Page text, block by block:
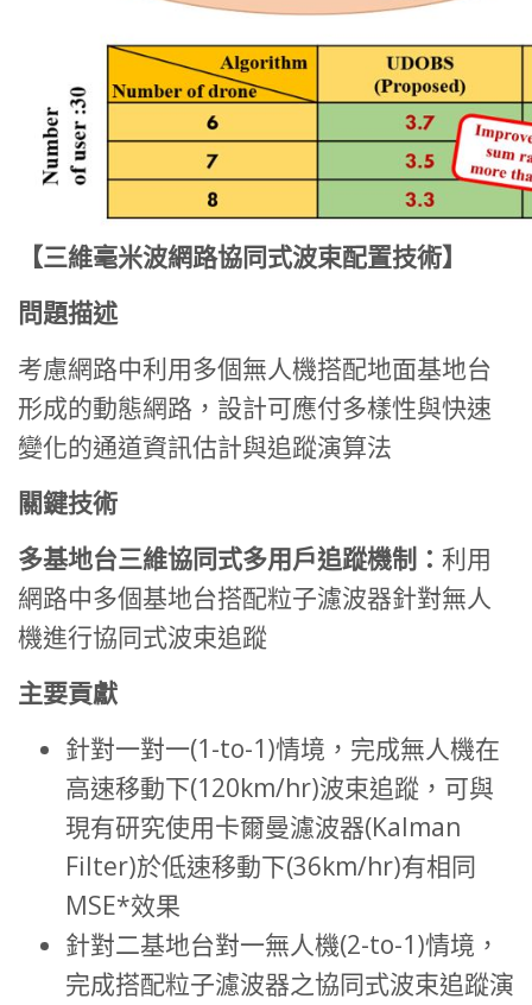
【三維毫米波網路協同式波束配置技術】
問題描述
考慮網路中利用多個無人機搭配地面基地台
形成的動態網路，設計可應付多樣性與快速
變化的通道資訊估計與追蹤演算法
關鍵技術
多基地台三維協同式多用戶追蹤機制： 利用
網路中多個基地台搭配粒子濾波器針對無人
機進行協同式波束追蹤
主要貢獻
針對一對一(1-to-1)情境，完成無人機在
高速移動下(120km/hr)波束追蹤，可與
現有研究使用卡爾曼濾波器(Kalman
Filter)於低速移動下(36km/hr)有相同
MSE*效果
針對二基地台對一無人機(2-to-1)情境，
完成搭配粒子濾波器之協同式波束追蹤演